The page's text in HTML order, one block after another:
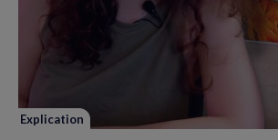
Contamination
au
cadmium :
ce
savoir
Explication